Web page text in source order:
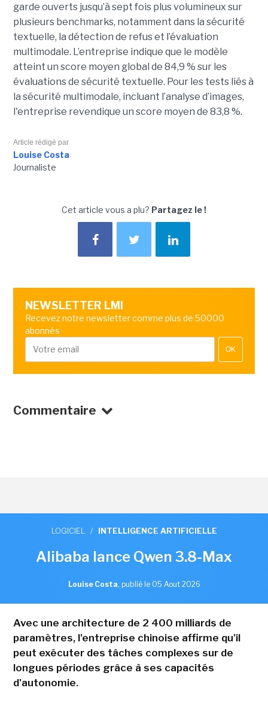
garde ouverts jusqu’à sept fois plus volumineux sur
plusieurs benchmarks, notamment dans la sécurité
textuelle, la détection de refus et l’évaluation
multimodale. L’entreprise indique que le modèle
atteint un score moyen global de 84,9 % sur les
évaluations de sécurité textuelle. Pour les tests liés à
la sécurité multimodale, incluant l’analyse d’images,
l'entreprise revendique un score moyen de 83,8 %.
Article rédigé par
Louise Costa
Journaliste
Cet article vous a plu? Partagez le !
NEWSLETTER LMI
Recevez notre newsletter comme plus de 50000
abonnés
OK
Commentaire
LOGICIEL / INTELLIGENCE ARTIFICIELLE
Alibaba lance Qwen 3.8-Max
Louise Costa, publié le 05 Aout 2026
Avec une architecture de 2 400 milliards de
paramètres, l'entreprise chinoise affirme qu'il
peut exécuter des tâches complexes sur de
longues périodes grâce à ses capacités
d'autonomie.